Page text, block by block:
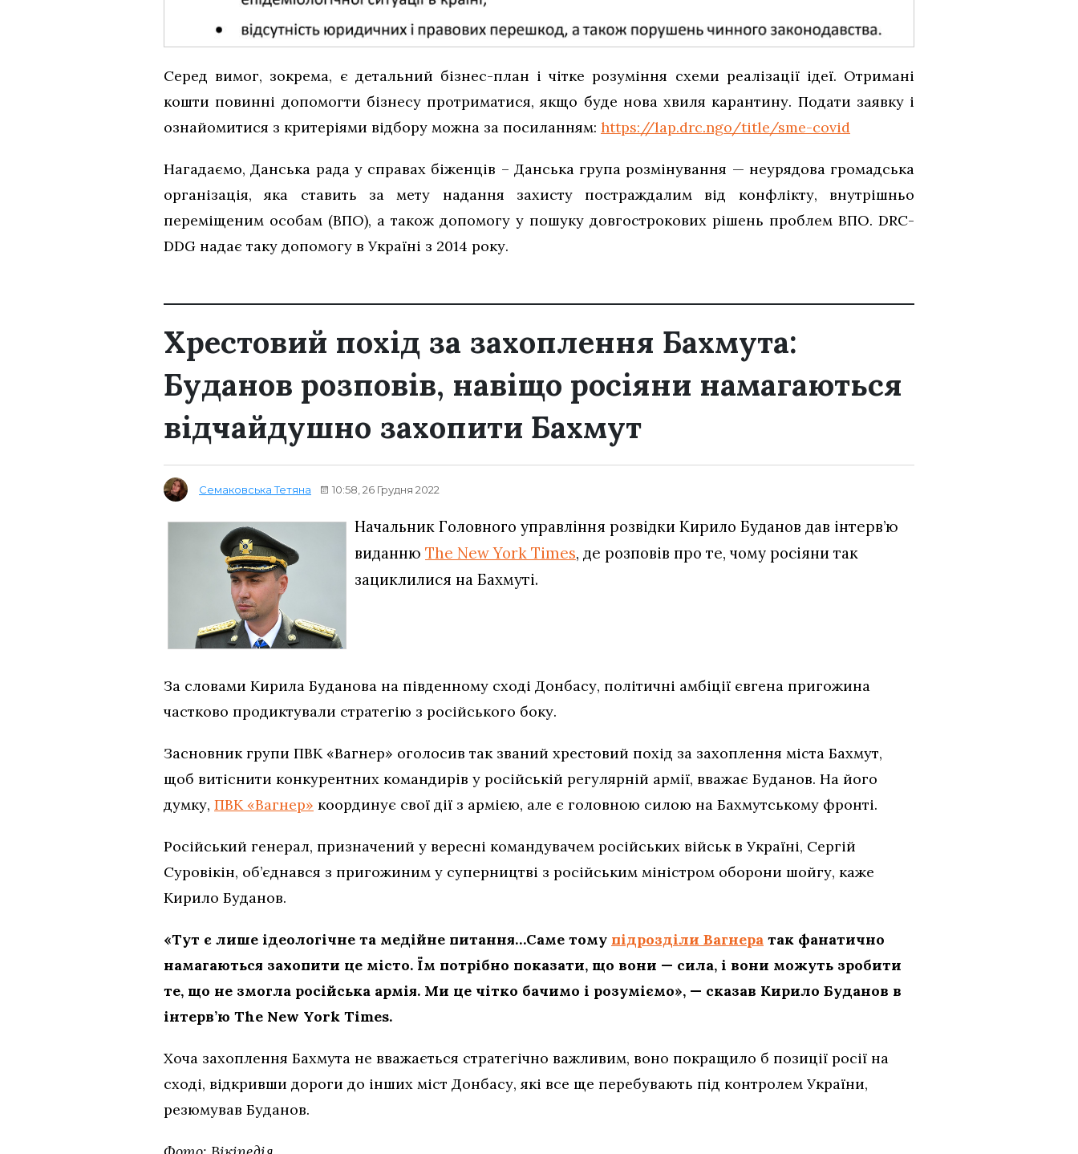
Серед вимог, зокрема, є детальний бізнес-план і чітке розуміння схеми реалізації ідеї. Отримані
кошти повинні допомогти бізнесу протриматися, якщо буде нова хвиля карантину. Подати заявку і
ознайомитися з критеріями відбору можна за посиланням: https://lap.drc.ngo/title/sme-covid
Нагадаємо, Данська рада у справах біженців – Данська група розмінування — неурядова громадська
організація, яка ставить за мету надання захисту постраждалим від конфлікту, внутрішньо
переміщеним особам (ВПО), а також допомогу у пошуку довгострокових рішень проблем ВПО. DRC-
DDG надає таку допомогу в Україні з 2014 року.
Хрестовий похід за захоплення Бахмута:
Буданов розповів, навіщо росіяни намагаються
відчайдушно захопити Бахмут
Семаковська Тетяна 10:58, 26 Грудня 2022
Начальник Головного управління розвідки Кирило Буданов дав інтерв’ю
виданню The New York Times, де розповів про те, чому росіяни так
зациклилися на Бахмуті.
За словами Кирила Буданова на південному сході Донбасу, політичні амбіції євгена пригожина
частково продиктували стратегію з російського боку.
Засновник групи ПВК «Вагнер» оголосив так званий хрестовий похід за захоплення міста Бахмут,
щоб витіснити конкурентних командирів у російській регулярній армії, вважає Буданов. На його
думку, ПВК «Вагнер» координує свої дії з армією, але є головною силою на Бахмутському фронті.
Російський генерал, призначений у вересні командувачем російських військ в Україні, Сергій
Суровікін, об’єднався з пригожиним у суперництві з російським міністром оборони шойгу, каже
Кирило Буданов.
«Тут є лише ідеологічне та медійне питання…Саме тому підрозділи Вагнера так фанатично
намагаються захопити це місто. Їм потрібно показати, що вони — сила, і вони можуть зробити
те, що не змогла російська армія. Ми це чітко бачимо і розуміємо», — сказав Кирило Буданов в
інтерв’ю The New York Times.
Хоча захоплення Бахмута не вважається стратегічно важливим, воно покращило б позиції росії на
сході, відкривши дороги до інших міст Донбасу, які все ще перебувають під контролем України,
резюмував Буданов.